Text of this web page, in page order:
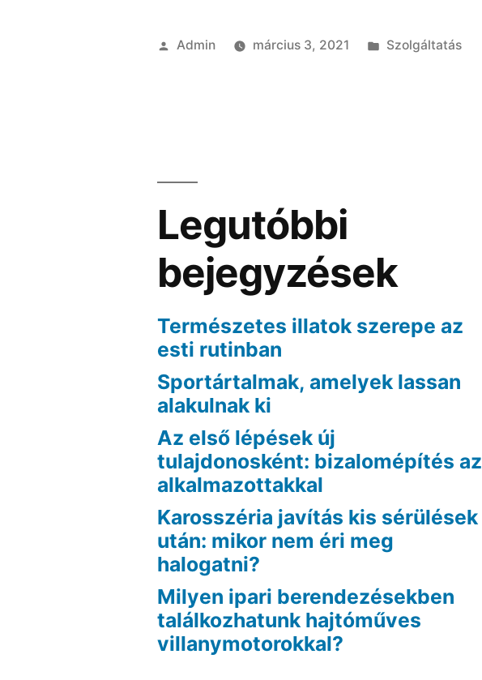
Szerző:
Admin március 3, 2021 Kategória:
Szolgáltatás
Legutóbbi
bejegyzések
Természetes illatok szerepe az
esti rutinban
Sportártalmak, amelyek lassan
alakulnak ki
Az első lépések új
tulajdonosként: bizalomépítés az
alkalmazottakkal
Karosszéria javítás kis sérülések
után: mikor nem éri meg
halogatni?
Milyen ipari berendezésekben
találkozhatunk hajtóműves
villanymotorokkal?